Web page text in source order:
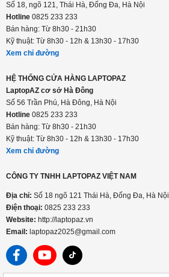
Số 18, ngõ 121, Thái Hà, Đống Đa, Hà Nội
Hotline 0825 233 233
Bán hàng: Từ 8h30 - 21h30
Kỹ thuật: Từ 8h30 - 12h & 13h30 - 17h30
Xem chỉ đường
HỆ THỐNG CỬA HÀNG LAPTOPAZ
LaptopAZ cơ sở Hà Đông
Số 56 Trần Phú, Hà Đông, Hà Nội
Hotline 0825 233 233
Bán hàng: Từ 8h30 - 21h30
Kỹ thuật: Từ 8h30 - 12h & 13h30 - 17h30
Xem chỉ đường
CÔNG TY TNHH LAPTOPAZ VIỆT NAM
Địa chỉ: Số 18 ngõ 121 Thái Hà, Đống Đa, Hà Nội
Điện thoại: 0825 233 233
Website: http://laptopaz.vn
Email: laptopaz2025@gmail.com